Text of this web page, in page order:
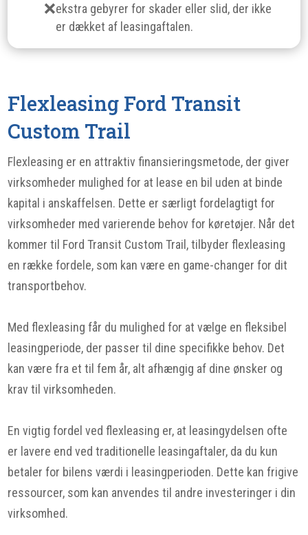
ekstra gebyrer for skader eller slid, der ikke
er dækket af leasingaftalen.
Flexleasing Ford Transit
Custom Trail
Flexleasing er en attraktiv finansieringsmetode, der giver
virksomheder mulighed for at lease en bil uden at binde
kapital i anskaffelsen. Dette er særligt fordelagtigt for
virksomheder med varierende behov for køretøjer. Når det
kommer til Ford Transit Custom Trail, tilbyder flexleasing
en række fordele, som kan være en game-changer for dit
transportbehov.
Med flexleasing får du mulighed for at vælge en fleksibel
leasingperiode, der passer til dine specifikke behov. Det
kan være fra et til fem år, alt afhængig af dine ønsker og
krav til virksomheden.
En vigtig fordel ved flexleasing er, at leasingydelsen ofte
er lavere end ved traditionelle leasingaftaler, da du kun
betaler for bilens værdi i leasingperioden. Dette kan frigive
ressourcer, som kan anvendes til andre investeringer i din
virksomhed.